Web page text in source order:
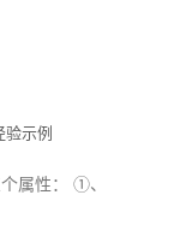
验示例
属性： ①、